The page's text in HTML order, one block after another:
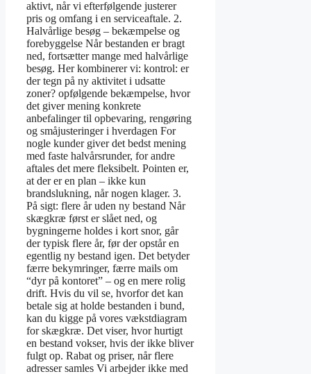
aktivt, når vi efterfølgende justerer
pris og omfang i en serviceaftale. 2.
Halvårlige besøg – bekæmpelse og
forebyggelse Når bestanden er bragt
ned, fortsætter mange med halvårlige
besøg. Her kombinerer vi: kontrol: er
der tegn på ny aktivitet i udsatte
zoner? opfølgende bekæmpelse, hvor
det giver mening konkrete
anbefalinger til opbevaring, rengøring
og småjusteringer i hverdagen For
nogle kunder giver det bedst mening
med faste halvårsrunder, for andre
aftales det mere fleksibelt. Pointen er,
at der er en plan – ikke kun
brandslukning, når nogen klager. 3.
På sigt: flere år uden ny bestand Når
skægkræ først er slået ned, og
bygningerne holdes i kort snor, går
der typisk flere år, før der opstår en
egentlig ny bestand igen. Det betyder
færre bekymringer, færre mails om
“dyr på kontoret” – og en mere rolig
drift. Hvis du vil se, hvorfor det kan
betale sig at holde bestanden i bund,
kan du kigge på vores vækstdiagram
for skægkræ. Det viser, hvor hurtigt
en bestand vokser, hvis der ikke bliver
fulgt op. Rabat og priser, når flere
adresser samles Vi arbejder ikke med